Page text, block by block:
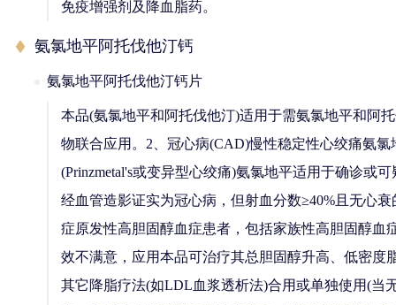
免疫增强剂及降血脂药。
氨氯地平阿托伐他汀钙
氨氯地平阿托伐他汀钙片
本品(氨氯地平和阿托伐他汀)适用于需氨氯地平和阿
物联合应用。2、冠心病(CAD)慢性稳定性心绞痛氨
(Prinzmetal's或变异型心绞痛)氨氯地平适用于确诊或
经血管造影证实为冠心病，但射血分数≥40%且无心
症原发性高胆固醇血症患者，包括家族性高胆固醇血
效不满意，应用本品可治疗其总胆固醇升高、低密
其它降脂疗法(如LDL血浆透析法)合用或单独使用(当